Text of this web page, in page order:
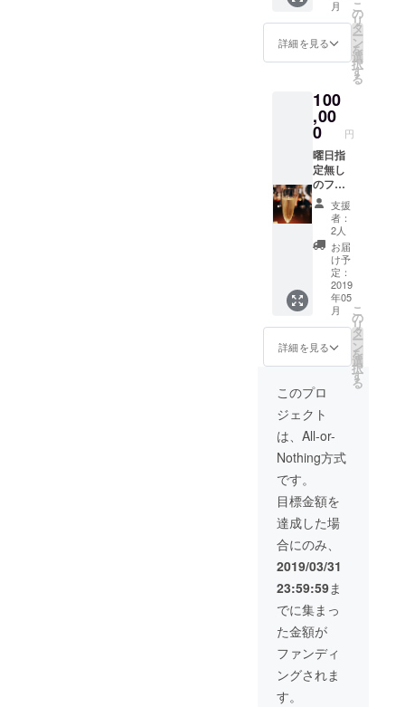
際にそ
の画像
をかざ
してい
ただき
もご頂
戴くだ
さいま
せ オリ
ジナル
カクテ
ルをご
用意致
しま す
※ご来店
頂いた
未成年
の方へ
はノン
アル
コール
で提供
致しま
す ※
エッセ
イ本は
郵送さ
せてい
ます
だいた
方に写
いただ
きま
す、そ
して御
来店の
際にそ
の画像
をかざ
してい
ただき
お名前
もご頂
戴くだ
さいま
せ オリ
ルをご
用意致
※エッセ
イ本は
郵送さ
せてい
ただき
ます
ブログ
ページ
です(笑)
ナルカ
クテル
はノン
コール
もござ
いま
す カ
クテル
チケッ
ト有効
期限は
２年間
となり
ます ※
カクテ
ルチ
ケット
はご支
だいた
方に写
真を送
らせて
きま
す、そ
して御
際にそ
の画像
してい
ただき
もご頂
戴くだ
せ オリ
ング
バーイ
ベン
はリ
ターン
として
満月
BAR無
料チ
ケット
もお選
びいた
だけま
す ※満
月BAR
チケッ
トは5枚
綴りに
なって
おり ド
リンク1
はテー
てメ
ニュー
そこか
だきま
す 例)
前菜1枚
パスタ2
枚 肉料
あくま
でも例
として
です ※
オリジ
ナルカ
クテル
しみく
ださい
ま
せ）
※フリー
クメ
ニュー
内にノ
ンアル
コール
もござ
いま
す カ
クテル
チケッ
トの有
効期限
は２年
間とさ
せてい
ただき
ます ※
３つの
メ
の中か
らご希
望のメ
ニュー
をお１
つご記
せ
※「チ
ケッ
ト」か
「苺の
しずく
シロッ
プ」
「平日
限定2時
間フ
リード
リン
月
詳細を見る
こ
の
リ
タ
ー
ン
を
選
択
す
る
100
,00
0 円
曜日指
定無し
のフ
リード
リンク
（２時
間 特
別メ
ニュー
） た
くさん
楽しん
でいた
だける
内容に
いま
す ご
希望、
ご要望
がござ
いまし
しゃっ
てくだ
さいま
せ ※
フリー
ドリン
クメ
ニュー
内にノ
ンアル
コール
もござ
いま
支援
者：
2人
お届
け予
定：
2019
年05
月
詳細を見る
こ
の
リ
タ
ー
ン
を
選
択
す
る
このプロ
ジェクト
は、All-or-
Nothing方式
です。
目標金額を
達成した場
合にのみ、
2019/03/31
23:59:59ま
でに集まっ
た金額が
ファンディ
ングされま
す。